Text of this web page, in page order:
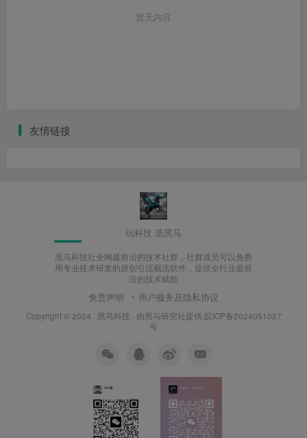
暂无内容
友情链接
玩科技 选黑马
黑马科技社全网最前沿的技术社群，社群成员可以免费
用专业技术研发的原创引流截流软件，提供全行业最前
沿的技术赋能
免责声明 用户服务及隐私协议
Copyright © 2024 · 黑马科技 · 由黑马研究社提供.皖ICP备2024051027
号